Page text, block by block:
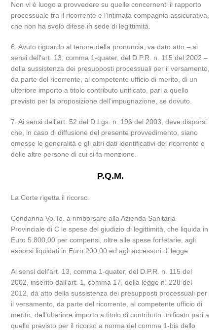
Non vi è luogo a provvedere su quelle concernenti il rapporto
processuale tra il ricorrente e l’intimata compagnia assicurativa,
che non ha svolo difese in sede di legittimità.
6. Avuto riguardo al tenore della pronuncia, va dato atto – ai
sensi dell’art. 13, comma 1-quater, del D.P.R. n. 115 del 2002 –
della sussistenza dei presupposti processuali per il versamento,
da parte del ricorrente, al competente ufficio di merito, di un
ulteriore importo a titolo contributo unificato, pari a quello
previsto per la proposizione dell’impugnazione, se dovuto.
7. Ai sensi dell’art. 52 del D.Lgs. n. 196 del 2003, deve disporsi
che, in caso di diffusione del presente provvedimento, siano
omesse le generalità e gli altri dati identificativi del ricorrente e
delle altre persone di cui si fa menzione.
P.Q.M.
La Corte rigetta il ricorso.
Condanna Vo.To. a rimborsare alla Azienda Sanitaria
Provinciale di C le spese del giudizio di legittimità, che liquida in
Euro 5.800,00 per compensi, oltre alle spese forfetarie, agli
esborsi liquidati in Euro 200,00 ed agli accessori di legge.
Ai sensi dell’art. 13, comma 1-quater, del D.P.R. n. 115 del
2002, inserito dall’art. 1, comma 17, della legge n. 228 del
2012, dà atto della sussistenza dei presupposti processuali per
il versamento, da parte del ricorrente, al competente ufficio di
merito, dell’ulteriore importo a titolo di contributo unificato pari a
quello previsto per il ricorso a norma del comma 1-bis dello